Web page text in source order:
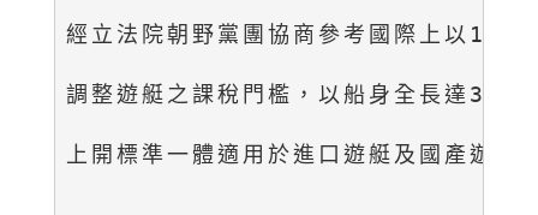
經立法院朝野黨團協商參考國際上以
調整遊艇之課稅門檻，以船身全長達
上開標準一體適用於進口遊艇及國產遊艇